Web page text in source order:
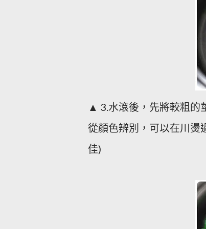
▲ 3.水滾後，先將較粗的
從顏色辨別，可以在川燙
佳)